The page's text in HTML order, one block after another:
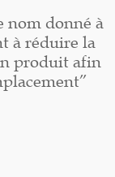
nom donné à
à réduire la
produit afin